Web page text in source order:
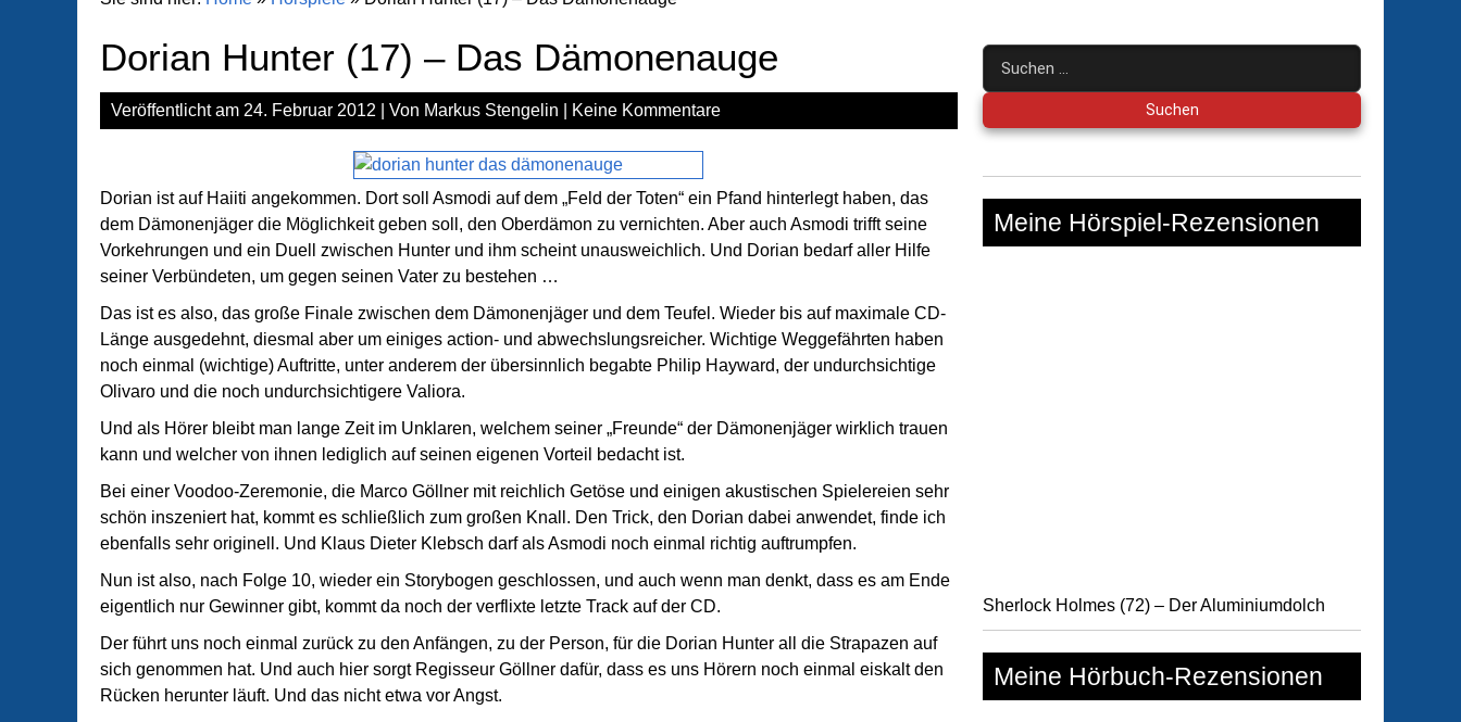
Dorian Hunter (17) – Das Dämonenauge
Veröffentlicht am 24. Februar 2012 | Von Markus Stengelin Keine Kommentare
Dorian ist auf Haiiti angekommen. Dort soll Asmodi auf dem „Feld der Toten“ ein Pfand hinterlegt haben, das
dem Dämonenjäger die Möglichkeit geben soll, den Oberdämon zu vernichten. Aber auch Asmodi trifft seine
Vorkehrungen und ein Duell zwischen Hunter und ihm scheint unausweichlich. Und Dorian bedarf aller Hilfe
seiner Verbündeten, um gegen seinen Vater zu bestehen …
Das ist es also, das große Finale zwischen dem Dämonenjäger und dem Teufel. Wieder bis auf maximale CD-
Länge ausgedehnt, diesmal aber um einiges action- und abwechslungsreicher. Wichtige Weggefährten haben
noch einmal (wichtige) Auftritte, unter anderem der übersinnlich begabte Philip Hayward, der undurchsichtige
Olivaro und die noch undurchsichtigere Valiora.
Und als Hörer bleibt man lange Zeit im Unklaren, welchem seiner „Freunde“ der Dämonenjäger wirklich trauen
kann und welcher von ihnen lediglich auf seinen eigenen Vorteil bedacht ist.
Bei einer Voodoo-Zeremonie, die Marco Göllner mit reichlich Getöse und einigen akustischen Spielereien sehr
schön inszeniert hat, kommt es schließlich zum großen Knall. Den Trick, den Dorian dabei anwendet, finde ich
ebenfalls sehr originell. Und Klaus Dieter Klebsch darf als Asmodi noch einmal richtig auftrumpfen.
Nun ist also, nach Folge 10, wieder ein Storybogen geschlossen, und auch wenn man denkt, dass es am Ende
eigentlich nur Gewinner gibt, kommt da noch der verflixte letzte Track auf der CD.
Der führt uns noch einmal zurück zu den Anfängen, zu der Person, für die Dorian Hunter all die Strapazen auf
sich genommen hat. Und auch hier sorgt Regisseur Göllner dafür, dass es uns Hörern noch einmal eiskalt den
Rücken herunter läuft. Und das nicht etwa vor Angst.
Suchen
nach:
Meine Hörspiel-Rezensionen
Sherlock Holmes (72) – Der Aluminiumdolch
Meine Hörbuch-Rezensionen